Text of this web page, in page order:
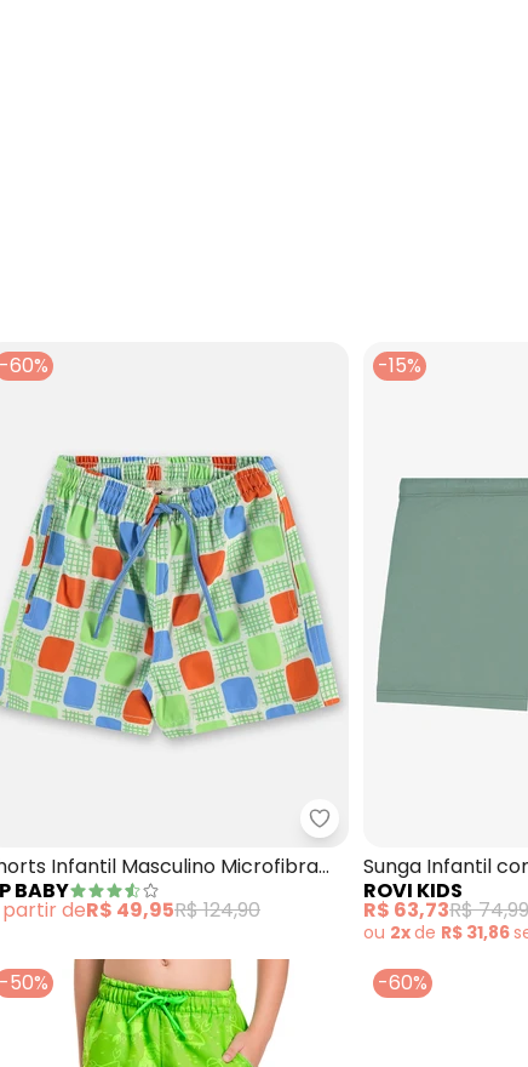
Manga Longa Uv 50+ Bordadinho Verde
- Short Praia Microfibra Forrada (Verde)
-60%
Up Baby - Shorts
Infantil Masculino Microfibra
BABY
deR$ 49,95R$ 124,90
-15%
Sunga Infantil
(Verde)
ROVI KIDS
R$ 63,73R$ 74,99
ou 2xde R$ 31,86
-50% -60%